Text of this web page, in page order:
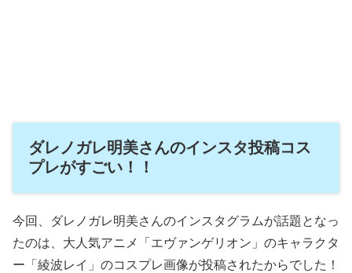
ダレノガレ明美さんのインスタ投稿コス
プレがすごい！！
今回、ダレノガレ明美さんのインスタグラムが話題となっ
たのは、大人気アニメ「エヴァンゲリオン」のキャラクタ
ー「綾波レイ」のコスプレ画像が投稿されたからでした！